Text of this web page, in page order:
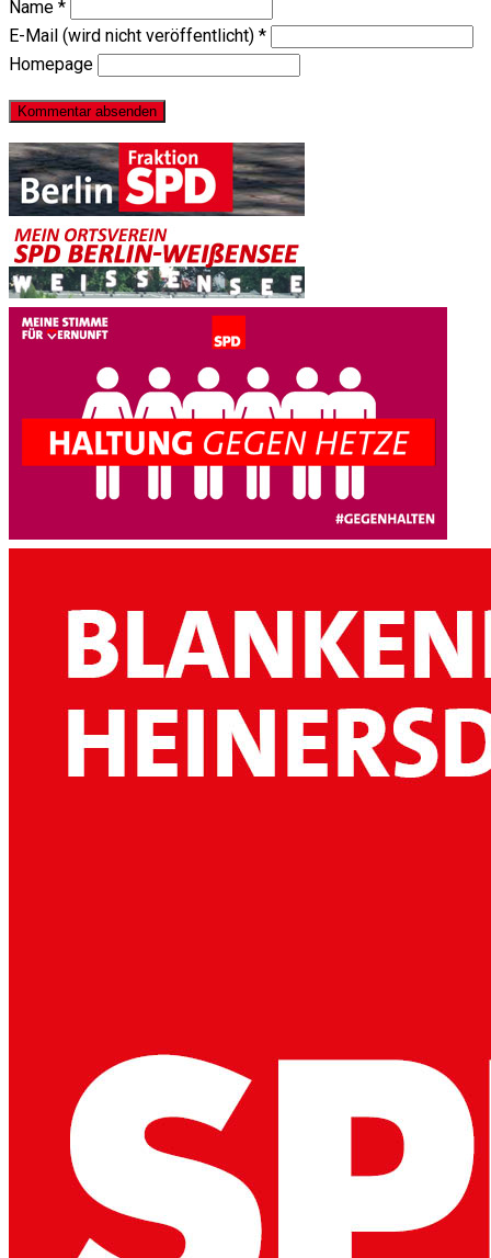
Name *
E-Mail (wird nicht veröffentlicht) *
Homepage